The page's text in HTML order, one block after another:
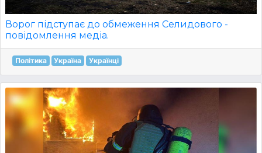
Ворог підступає до обмеження Селидового -
повідомлення медіа.
Політика Україна Українці